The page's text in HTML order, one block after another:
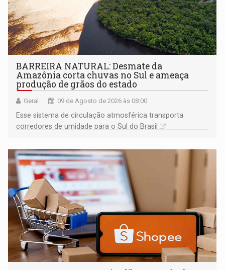
BARREIRA NATURAL: Desmate da
Amazônia corta chuvas no Sul e ameaça
produção de grãos do estado
Geral 09 de Agosto de 2026 às 08:00
Esse sistema de circulação atmosférica transporta
corredores de umidade para o Sul do Brasil